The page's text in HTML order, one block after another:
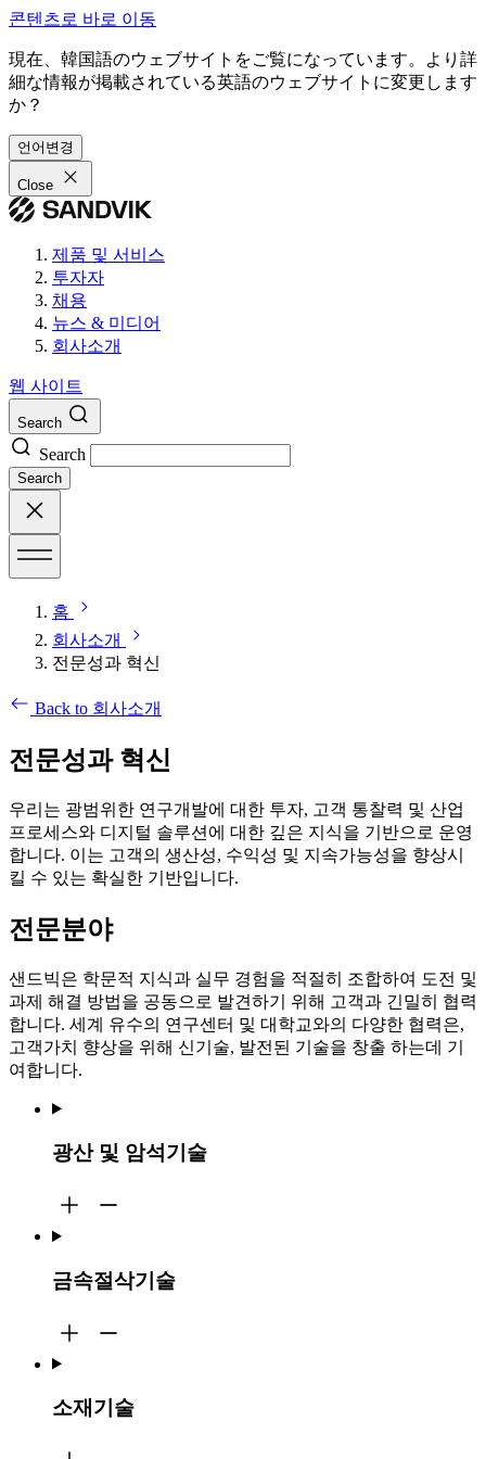
콘텐츠로 바로 이동
現在、韓国語のウェブサイトをご覧になっています。より詳
細な情報が掲載されている英語のウェブサイトに変更します
か？
언어변경
Close
제품 및 서비스
투자자
채용
뉴스 & 미디어
회사소개
웹 사이트
Search
Search
Search
홈
회사소개
전문성과 혁신
Back to 회사소개
전문성과 혁신
우리는 광범위한 연구개발에 대한 투자, 고객 통찰력 및 산업
프로세스와 디지털 솔루션에 대한 깊은 지식을 기반으로 운영
합니다. 이는 고객의 생산성, 수익성 및 지속가능성을 향상시
킬 수 있는 확실한 기반입니다.
전문분야
샌드빅은 학문적 지식과 실무 경험을 적절히 조합하여 도전 및
과제 해결 방법을 공동으로 발견하기 위해 고객과 긴밀히 협력
합니다. 세계 유수의 연구센터 및 대학교와의 다양한 협력은,
고객가치 향상을 위해 신기술, 발전된 기술을 창출 하는데 기
여합니다.
광산 및 암석기술
금속절삭기술
소재기술